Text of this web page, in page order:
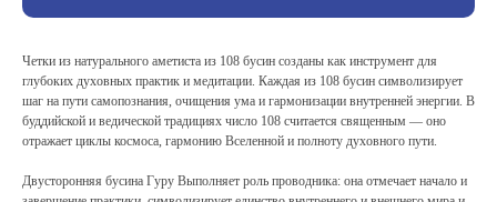
Четки из натурального аметиста из 108 бусин созданы как инструмент для
глубоких духовных практик и медитации. Каждая из 108 бусин символизирует
шаг на пути самопознания, очищения ума и гармонизации внутренней энергии. В
буддийской и ведической традициях число 108 считается священным — оно
отражает циклы космоса, гармонию Вселенной и полноту духовного пути.
Двусторонняя бусина Гуру Выполняет роль проводника: она отмечает начало и